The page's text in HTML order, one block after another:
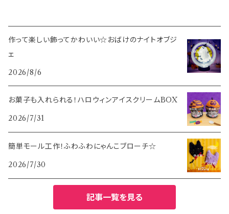
作って楽しい飾ってかわいい☆おばけのナイトオブジ
ェ
2026/8/6
お菓子も入れられる！ハロウィンアイスクリームBOX
2026/7/31
簡単モール工作！ふわふわにゃんこブローチ☆
2026/7/30
記事一覧を見る